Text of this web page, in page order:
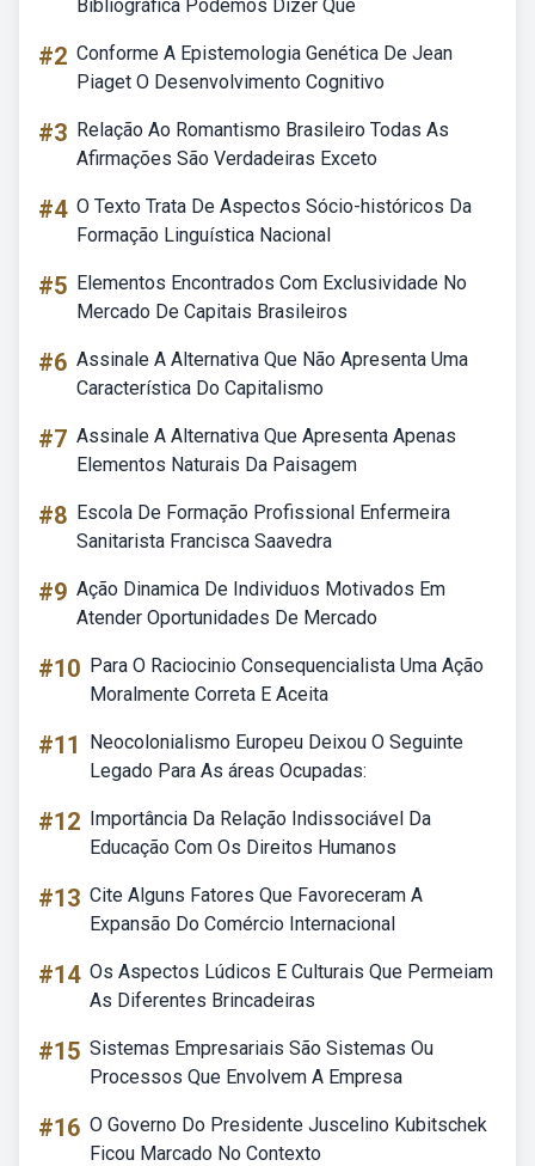
Bibliográfica Podemos Dizer Que
#2 Conforme A Epistemologia Genética De Jean
Piaget O Desenvolvimento Cognitivo
#3 Relação Ao Romantismo Brasileiro Todas As
Afirmações São Verdadeiras Exceto
#4 O Texto Trata De Aspectos Sócio-históricos Da
Formação Linguística Nacional
#5 Elementos Encontrados Com Exclusividade No
Mercado De Capitais Brasileiros
#6 Assinale A Alternativa Que Não Apresenta Uma
Característica Do Capitalismo
#7 Assinale A Alternativa Que Apresenta Apenas
Elementos Naturais Da Paisagem
#8 Escola De Formação Profissional Enfermeira
Sanitarista Francisca Saavedra
#9 Ação Dinamica De Individuos Motivados Em
Atender Oportunidades De Mercado
#10 Para O Raciocinio Consequencialista Uma Ação
Moralmente Correta E Aceita
#11
Neocolonialismo Europeu Deixou O Seguinte
Legado Para As áreas Ocupadas:
#12 Importância Da Relação Indissociável Da
Educação Com Os Direitos Humanos
#13 Cite Alguns Fatores Que Favoreceram A
Expansão Do Comércio Internacional
#14 Os Aspectos Lúdicos E Culturais Que Permeiam
As Diferentes Brincadeiras
#15 Sistemas Empresariais São Sistemas Ou
Processos Que Envolvem A Empresa
#16 O Governo Do Presidente Juscelino Kubitschek
Ficou Marcado No Contexto